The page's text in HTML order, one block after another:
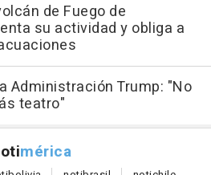
de Fuego de
su actividad y obliga a
Administración Trump: "No
teatro"
mérica